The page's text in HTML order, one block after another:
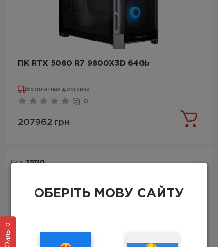
Фильтр
ПК RTX 5080 R7 9800X3D 64Gb
Бесплатная доставка
0
207962 грн
Код:39120
ОБЕРІТЬ МОВУ САЙТУ